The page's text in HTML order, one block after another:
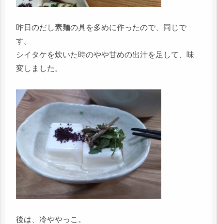
昨日のだし素麺の具を多めに作ったので、同じで
す。
シイタケを炊いた時のやや甘めの出汁を足して、味
変しました。
後は、冷ややっこ。